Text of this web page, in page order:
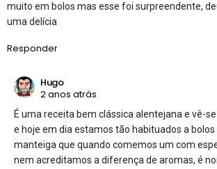
muito em bolos mas esse foi surpreendente,
uma delícia
Responder
Hugo
2 anos atrás
É uma receita bem clássica alentejana e vê-
e hoje em dia estamos tão habituados a bolos
manteiga que quando comemos um com
nem acreditamos a diferença de aromas, é